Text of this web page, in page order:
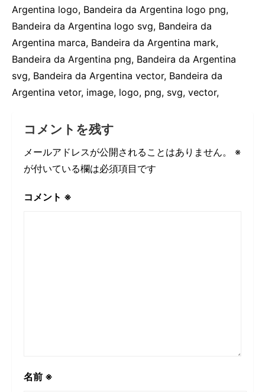
Argentina logo, Bandeira da Argentina logo png,
Bandeira da Argentina logo svg, Bandeira da
Argentina marca, Bandeira da Argentina mark,
Bandeira da Argentina png, Bandeira da Argentina
svg, Bandeira da Argentina vector, Bandeira da
Argentina vetor, image, logo, png, svg, vector,
コメントを残す
メールアドレスが公開されることはありません。
※
が付いている欄は必須項目です
コメント ※
名前 ※